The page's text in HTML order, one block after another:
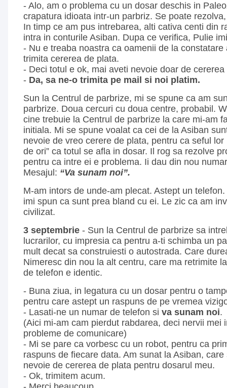
- Alo, am o problema cu un dosar deschis in
crapatura idioata intr-un parbriz. Se poate
In timp ce am pus intrebarea, alti cativa centi din
intra in conturile Asiban. Dupa ce verifica, Pulie
- Nu e treaba noastra ca oamenii de la constatare
trimita cererea de plata.
- Deci totul e ok, mai aveti nevoie doar de cererea
- Da, sa ne-o trimita pe mail si noi platim.
Sun la Centrul de parbrize, mi se spune ca am
parbrize. Doua cercuri cu doua centre, probabil.
cine trebuie la Centrul de parbrize la care mi-am
initiala. Mi se spune voalat ca cei de la Asiban
nevoie de vreo cerere de plata, pentru ca seful lor
de ori” ca totul se afla in dosar. Il rog sa rezolve
pentru ca intre ei e problema. Ii dau din nou
Mesajul: “Va sunam noi”.
M-am intors de unde-am plecat. Astept un
imi spun ca sunt prea bland cu ei. Le zic ca am
civilizat.
3 septembrie - Sun la Centrul de parbrize sa
lucrarilor, cu impresia ca pentru a-ti schimba un
mult decat sa construiesti o autostrada. Care
Nimeresc din nou la alt centru, care ma retrimite
de telefon e identic.
- Buna ziua, in legatura cu un dosar pentru o
pentru care astept un raspuns de pe vremea
- Lasati-ne un numar de telefon si va sunam noi.
(Aici mi-am cam pierdut rabdarea, deci nervii mei
probleme de comunicare)
- Mi se pare ca vorbesc cu un robot, pentru ca
raspuns de fiecare data. Am sunat la Asiban,
nevoie de cererea de plata pentru dosarul meu.
- Ok, trimitem acum.